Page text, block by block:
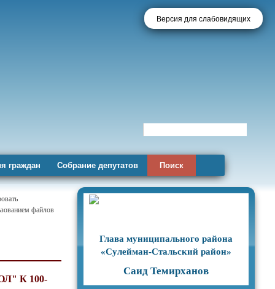
Версия для слабовидящих
граждан Собрание депутатов Поиск
файлов
К 100-
Глава муниципального района
«Сулейман-Стальский район»
Саид Темирханов